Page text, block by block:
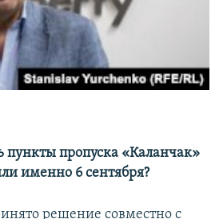
пункты пропуска «Каланчак»
именно 6 сентября?
решение совместно с